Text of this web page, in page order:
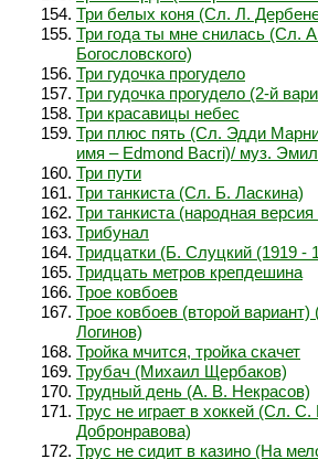
Три белых коня (Сл. Л.
Три года ты мне снилась (Сл.
Богословского)
Три гудочка прогудело
Три гудочка прогудело (2-й
Три красавицы небес
Три плюс пять (Сл. Эдди
имя – Edmond Bacri)/ муз.
Три пути
Три танкиста (Сл. Б. Ласкина)
Три танкиста (народная версия
Трибунал
Тридцатки (Б. Слуцкий (1919 -
Тридцать метров крепдешина
Трое ковбоев
Трое ковбоев (второй
Логинов)
Тройка мчится, тройка скачет
Трубач (Михаил Щербаков)
Трудный день (А. В. Некрасов)
Трус не играет в хоккей (Сл.
Добронравова)
Трус не сидит в казино (На